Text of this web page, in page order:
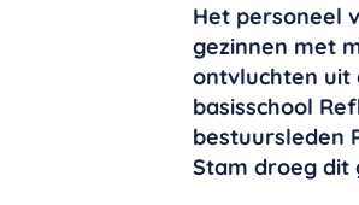
Het personeel
gezinnen met
ontvluchten uit
basisschool
bestuursleden
Stam droeg dit